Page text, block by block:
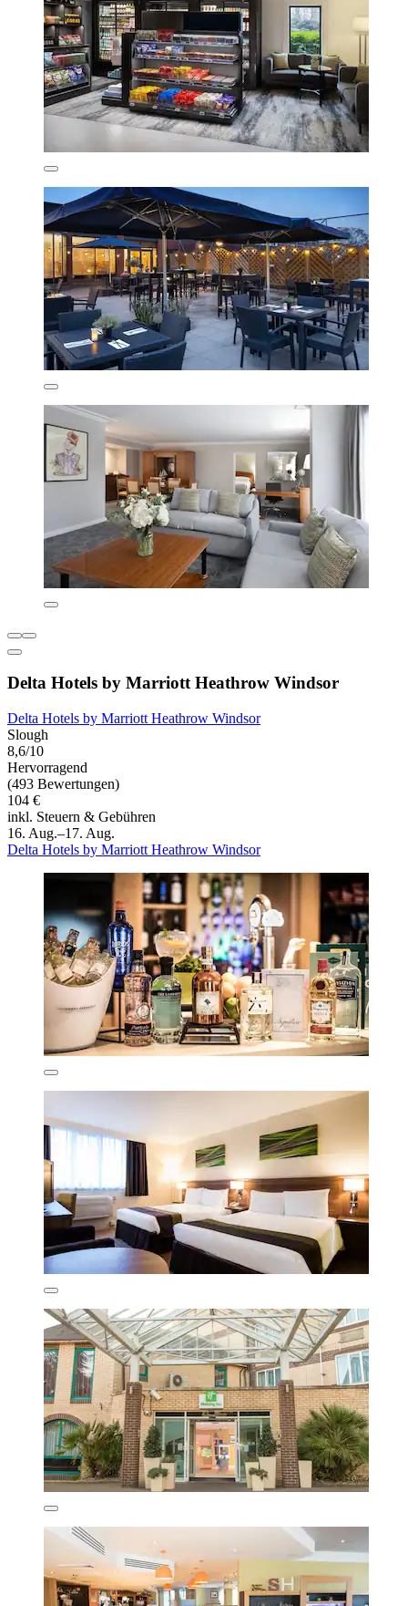
Delta Hotels by Marriott Heathrow Windsor
Delta Hotels by Marriott Heathrow Windsor
Slough
8,6/10
Hervorragend
(493 Bewertungen)
104 €
inkl. Steuern & Gebühren
16. Aug.–17. Aug.
Delta Hotels by Marriott Heathrow Windsor